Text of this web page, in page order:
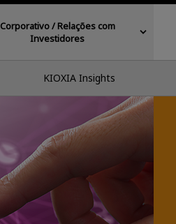
Corporativo / Relações com
Investidores
KIOXIA Insights